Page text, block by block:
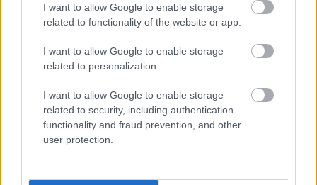
I want to allow Google to enable storage
related to functionality of the website or app.
I want to allow Google to enable storage
related to personalization.
I want to allow Google to enable storage
related to security, including authentication
functionality and fraud prevention, and other
user protection.
, 7 Αυγούστου 2026